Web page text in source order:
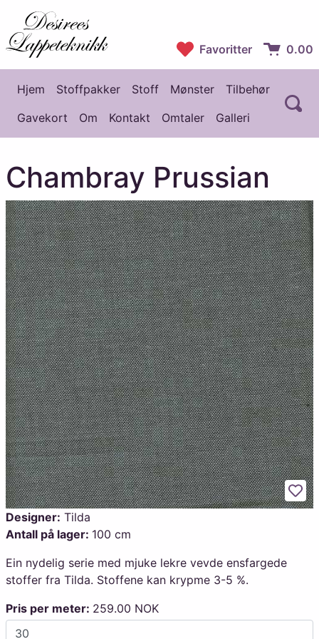
Desirees Lappeteknikk
Favoritter 0.00
Hovedmeny
Hjem Stoffpakker Stoff Mønster
Tilbehør
Gavekort
Om Kontakt Omtaler Galleri
Chambray Prussian
Designer: Tilda
Antall på lager: 100 cm
Ein nydelig serie med mjuke lekre vevde ensfargede
stoffer fra Tilda. Stoffene kan krypme 3-5 %.
Pris per meter: 259.00 NOK